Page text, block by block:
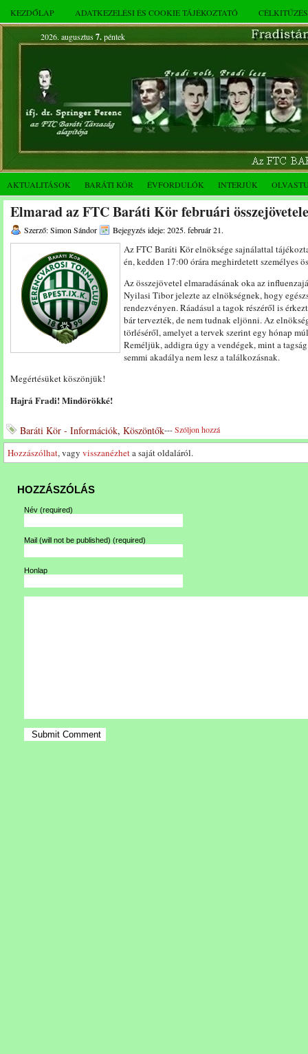
KEZDŐLAP ADATKEZELÉSI ÉS COOKIE TÁJÉKOZTATÓ
2026. augusztus 7.péntek
AKTUALITÁSOK BARÁTI KÖR ÉVFORDULÓK INTERJÚK
Elmarad az FTC Baráti Kör februári összejövetele
Szerző: Simon Sándor Bejegyzés ideje: 2025. február 21.
Az FTC Baráti Kör elnöksége sajnálattal
én, kedden 17:00 órára meghirdetett személyes
Az összejövetel elmaradásának oka az
Nyilasi Tibor jelezte az elnökségnek, hogy
rendezvényen. Ráadásul a tagok részéről is
bár tervezték, de nem tudnak eljönni. Az
törléséről, amelyet a tervek szerint egy hónap
Reméljük, addigra úgy a vendégek, mint a
semmi akadálya nem lesz a találkozásnak.
Megértésüket köszönjük!
Hajrá Fradi! Mindörökké!
Baráti Kör - Információk, Köszöntők---Szóljon hozzá
Hozzászólhat, vagy visszanézheta saját oldaláról.
HOZZÁSZÓLÁS
Név (required)
Mail (will not be published) (required)
Honlap